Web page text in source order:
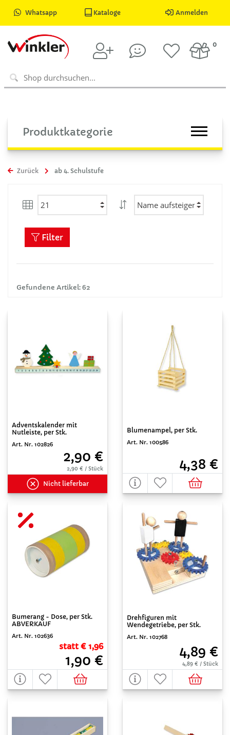
Whatsapp Kataloge Anmelden
0
Produktkategorie
Zurück ab 4. Schulstufe
Gefundene Artikel: 62
Filter
Adventskalender mit
Nutleiste, per Stk.
Art. Nr. 102826
2,90 €
2,90 € / Stück
Nicht lieferbar
Blumenampel, per Stk.
Art. Nr. 100586
4,38 €
Bumerang - Dose, per Stk.
ABVERKAUF
Art. Nr. 102636
statt € 1,96
1,90 €
Drehfiguren mit
Wendegetriebe, per Stk.
Art. Nr. 102768
4,89 €
4,89 € / Stück